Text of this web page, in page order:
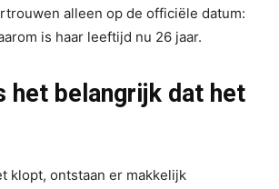
alleen op de officiële datum:
is haar leeftijd nu 26 jaar.
het belangrijk dat het
klopt, ontstaan er makkelijk